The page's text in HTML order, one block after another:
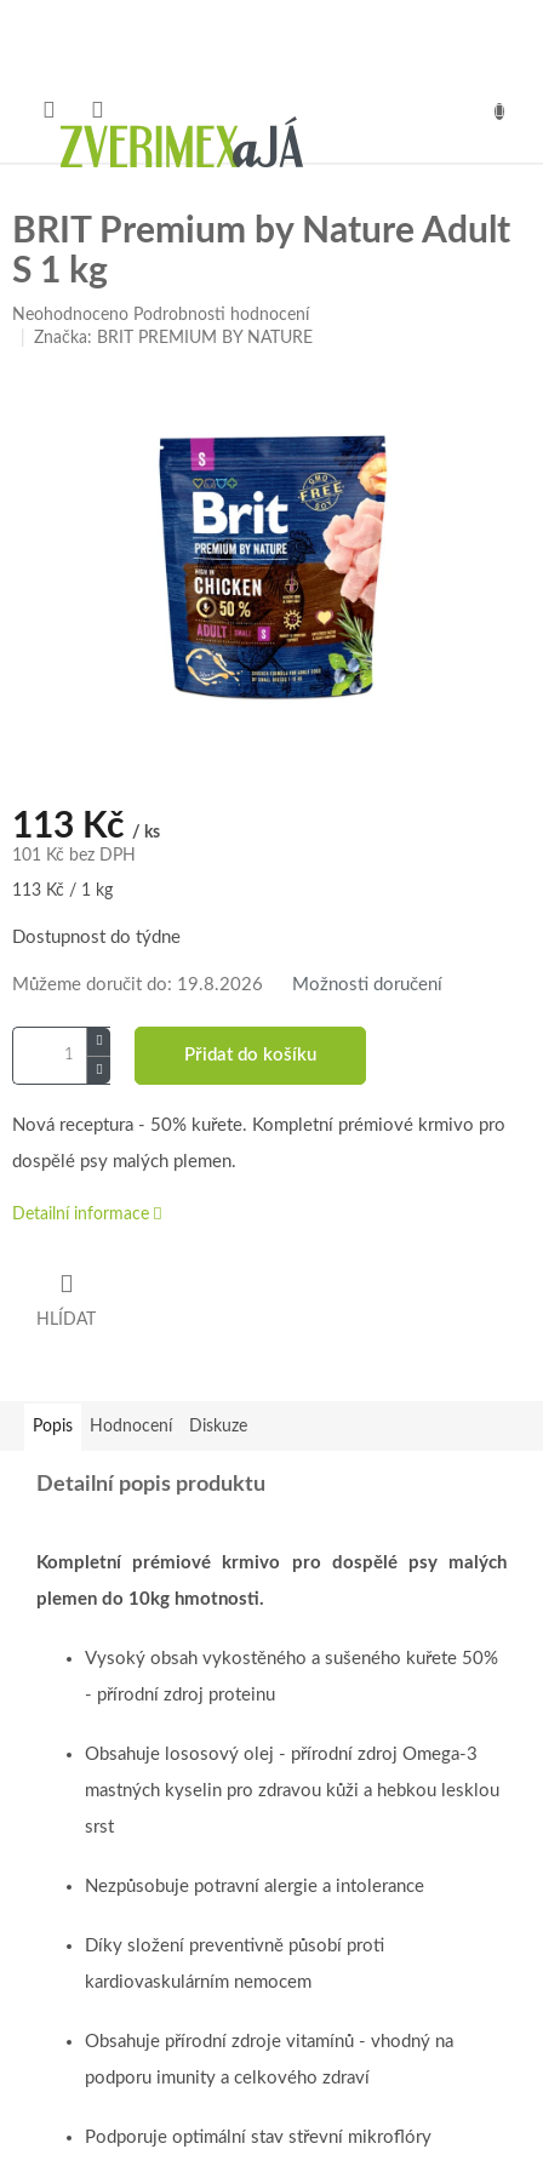
BRIT Premium by Nature Adult
S 1 kg
Průměrné
hodnocení
Neohodnoceno Podrobnosti hodnocení
Značka: BRIT PREMIUM BY NATURE
113 Kč / ks
101 Kč bez DPH
Měrná
113 Kč / 1 kg
Dostupnost do týdne
Můžeme doručit do: 19.8.2026 Možnosti doručení
Přidat do košíku
Nová receptura - 50% kuřete. Kompletní prémiové krmivo pro
dospělé psy malých plemen.
Detailní informace
HLÍDAT
Popis Hodnocení Diskuze
Detailní popis produktu
Kompletní prémiové krmivo pro dospělé psy malých
plemen do 10kg hmotnosti.
Vysoký obsah vykostěného a sušeného kuřete 50%
- přírodní zdroj proteinu
Obsahuje lososový olej - přírodní zdroj Omega-3
mastných kyselin pro zdravou kůži a hebkou lesklou
srst
Nezpůsobuje potravní alergie a intolerance
Díky složení preventivně působí proti
kardiovaskulárním nemocem
Obsahuje přírodní zdroje vitamínů - vhodný na
podporu imunity a celkového zdraví
Podporuje optimální stav střevní mikroflóry